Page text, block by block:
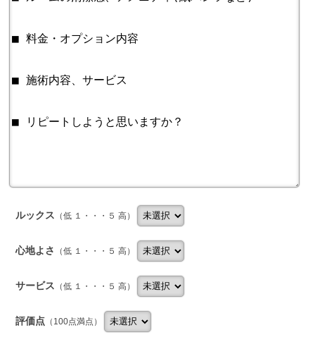
ルックス （低 １・・・５ 高）
心地よさ （低 １・・・５ 高）
サービス （低 １・・・５ 高）
評価点 （100点満点）